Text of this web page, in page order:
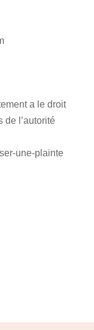
a le droit
de l’autorité
une-plainte